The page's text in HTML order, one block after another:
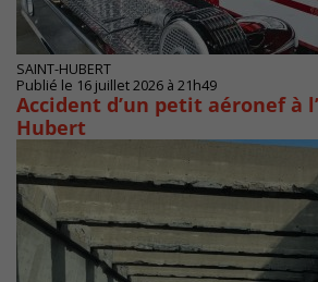
SAINT-HUBERT
Publié le 16 juillet 2026 à 21h49
Accident d’un petit aéronef à
Hubert